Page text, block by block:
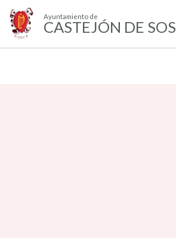
Ayuntamiento de
CASTEJÓN DE SOS